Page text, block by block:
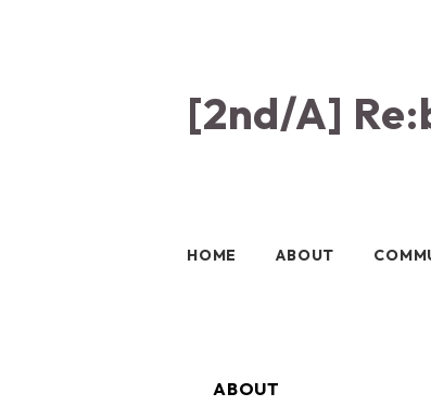
[2nd/A]
HOME ABOUT
ABOUT